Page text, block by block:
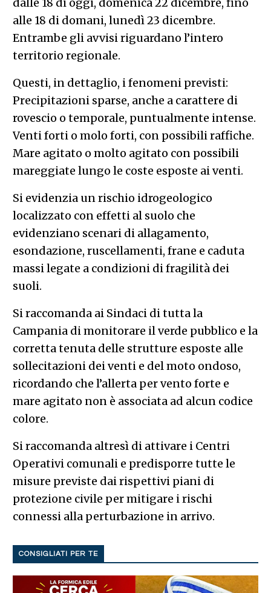
alle 18 di domani, lunedì 23 dicembre.
Entrambe gli avvisi riguardano l’intero
territorio regionale.
Questi, in dettaglio, i fenomeni previsti:
Precipitazioni sparse, anche a carattere di
rovescio o temporale, puntualmente intense.
Venti forti o molo forti, con possibili raffiche.
Mare agitato o molto agitato con possibili
mareggiate lungo le coste esposte ai venti.
Si evidenzia un rischio idrogeologico
localizzato con effetti al suolo che
evidenziano scenari di allagamento,
esondazione, ruscellamenti, frane e caduta
massi legate a condizioni di fragilità dei
suoli.
Si raccomanda ai Sindaci di tutta la
Campania di monitorare il verde pubblico e la
corretta tenuta delle strutture esposte alle
sollecitazioni dei venti e del moto ondoso,
ricordando che l’allerta per vento forte e
mare agitato non è associata ad alcun codice
colore.
Si raccomanda altresì di attivare i Centri
Operativi comunali e predisporre tutte le
misure previste dai rispettivi piani di
protezione civile per mitigare i rischi
connessi alla perturbazione in arrivo.
CONSIGLIATI PER TE